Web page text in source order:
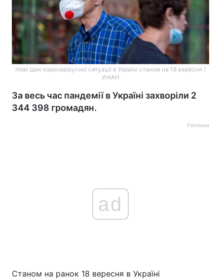
Нові дані коронавірусної ситуації в Україні станом на 18 вересня /
УНІАН
За весь час пандемії в Україні захворіли 2
344 398 громадян.
Реклама
ad
Станом на ранок 18 вересня в Україні